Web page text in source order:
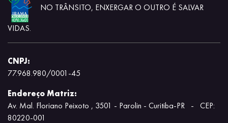
NO TRÂNSITO, ENXERGAR O OUTRO É SALVAR
VIDAS.
CNPJ:
77.968.980/0001-45
Endereço Matriz:
Av. Mal. Floriano Peixoto , 3501 - Parolin - Curitiba-PR
-
CEP:
80220-001